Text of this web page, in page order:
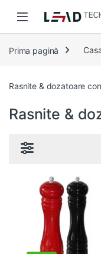
Prima pagină
Rasnite & dozatoare
Rasnite &